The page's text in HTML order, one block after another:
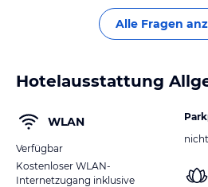
Alle Fragen
Hotelausstattung
WLAN
Verfügbar
Kostenloser WLAN-
Internetzugang inklusive